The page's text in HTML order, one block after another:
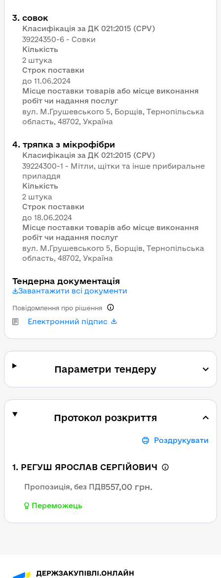
3. совок
Класифікація за ДК 021:2015 (CPV)
39224350-6 - Совки
Кількість
2 штука
Строк поставки
Місце поставки товарів або місце виконання
робіт чи надання послуг
вул. М.Грушевського 5, Борщів, Тернопільська
область, 48702, Україна
4. тряпка з мікрофібри
Класифікація за ДК 021:2015 (CPV)
39224300-1 - Мітли, щітки та інше прибиральне
приладдя
Кількість
2 штука
Строк поставки
Місце поставки товарів або місце виконання
робіт чи надання послуг
вул. М.Грушевського 5, Борщів, Тернопільська
область, 48702, Україна
Тендерна документація
Завантажити всі документи
Електронний підпис
Повідомлення про рішення
Параметри тендеру
Протокол розкриття
Роздрукувати
1. РЕГУШ ЯРОСЛАВ СЕРГІЙОВИЧ
Пропозиція, без ПДВ557,00 грн.
Переможець